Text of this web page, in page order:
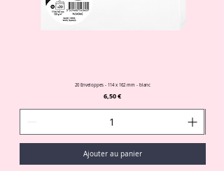
20 Enveloppes - 114 x 162 mm - blanc
Prix
6,50 €
Ajouter au panier